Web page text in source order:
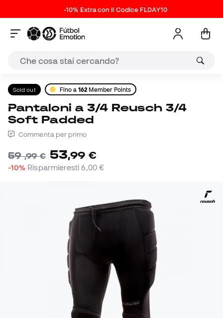
-10% Extra con il Codice FLDAY10
Sold out Fino a162 Member Points
Pantaloni a 3/4 Reusch 3/4
Soft Padded
Commenta per primo
59,99 € 53,99 €
-10% Risparmieresti6,00 €